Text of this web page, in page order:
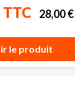
28,00
le produit